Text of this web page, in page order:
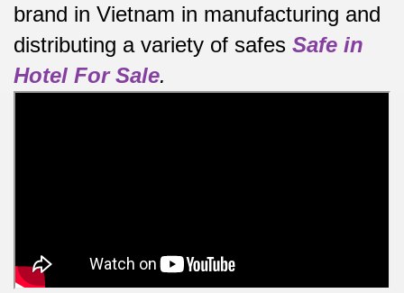
brand in Vietnam in manufacturing and
distributing a variety of safes Safe in
Hotel For Sale.